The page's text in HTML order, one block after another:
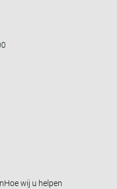
Hoe wij u helpen